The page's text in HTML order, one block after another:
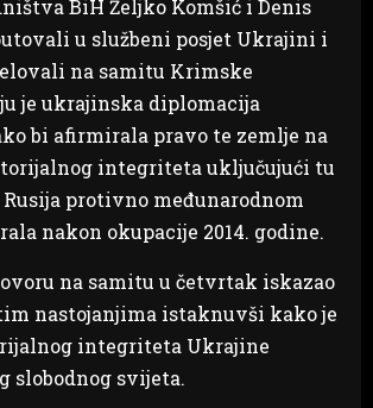
BiH Željko Komšić i Denis
u službeni posjet Ukrajini i
na samitu Krimske
je ukrajinska diplomacija
bi afirmirala pravo te zemlje na
integriteta uključujući tu
protivno međunarodnom
nakon okupacije 2014. godine.
na samitu u četvrtak iskazao
nastojanjima istaknuvši kako je
integriteta Ukrajine
slobodnog svijeta.